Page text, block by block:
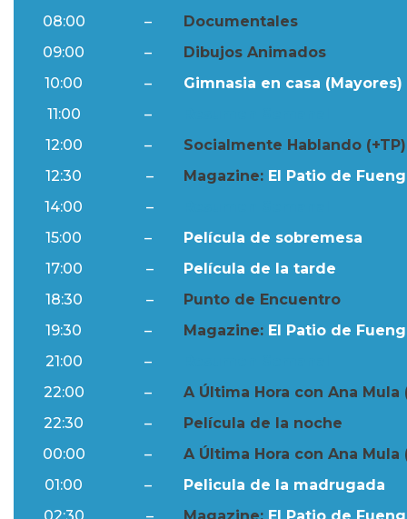
08:00
–
Documentales
09:00
–
Dibujos Animados
10:00
–
Gimnasia en casa (Mayores)
11:00
–
12:00
–
Socialmente Hablando (+TP)
12:30
– Magazine: El Patio de
14:00
–
15:00
–
Película de sobremesa
17:00
–
Película de la tarde
18:30
–
Punto de Encuentro
19:30
– Magazine: El Patio de
21:00
–
22:00
–
A Última Hora con Ana Mula
22:30
–
Película de la noche
00:00
–
A Última Hora con Ana Mula
01:00
–
Pelicula de la madrugada